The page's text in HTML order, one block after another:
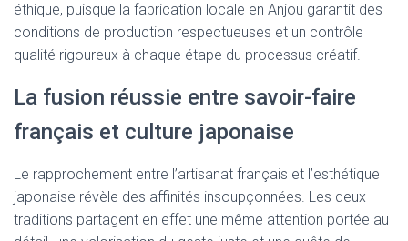
éthique, puisque la fabrication locale en Anjou garantit des
conditions de production respectueuses et un contrôle
qualité rigoureux à chaque étape du processus créatif.
La fusion réussie entre savoir-faire
français et culture japonaise
Le rapprochement entre l’artisanat français et l’esthétique
japonaise révèle des affinités insoupçonnées. Les deux
traditions partagent en effet une même attention portée au